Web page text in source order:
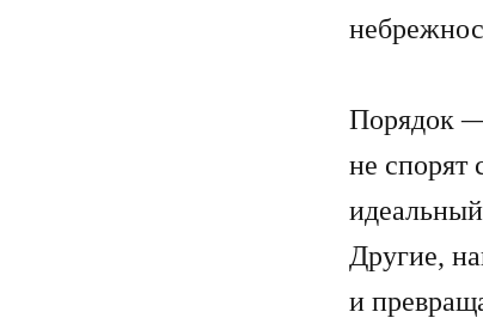
Порядок
не спорят
Другие,
и